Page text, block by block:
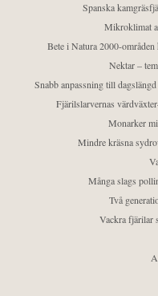
Spanska
Mikroklimat
Bete i Natura 2000-
Nektar –
Snabb anpassning till
Fjärilslarvernas
Monarker
Mindre kräsna
Många slags
Två
Vackra fjärilar